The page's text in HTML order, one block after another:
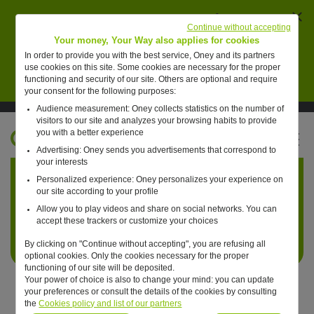
pour des collaborateurs de Oney pour vendre de
faux placements financiers.
En savoir plus
Suivre Oney sur LinkedIn
Suivre Oney sur YouTubeVoir les articles #oneday
Retour à l'accueil ?
Your money, Your Way also applies for cookies
In order to provide you with the best service, Oney and its partners
use cookies on this site. Some cookies are necessary for the proper
functioning and security of our site. Others are optional and require
your consent for the following purposes:
Audience measurement: Oney collects statistics on the number of
visitors to our site and analyzes your browsing habits to provide
you with a better experience
Advertising: Oney sends you advertisements that correspond to
your interests
Personalized experience: Oney personalizes your experience on
our site according to your profile
Allow you to play videos and share on social networks. You can
accept these trackers or customize your choices
By clicking on "Continue without accepting", you are refusing all
optional cookies. Only the cookies necessary for the proper
functioning of our site will be deposited.
Your power of choice is also to change your mind: you can update
your preferences or consult the details of the cookies by consulting
theCookies policy and list of our partners
Continue without accepting